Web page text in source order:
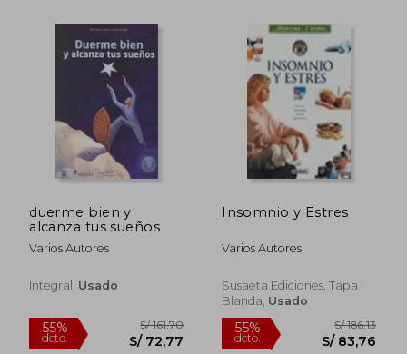
55%
dcto.
S/ 196,63 53%
dcto.
duerme bien y
alcanza tus sueños
Varios Autores
Integral, Usado
Insomnio y Estres
Varios Autores
Susaeta Ediciones, Tapa
Blanda, Usado